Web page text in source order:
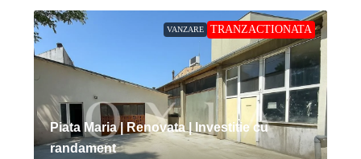
VANZARE TRANZACTIONATA
Piata Maria | Renovata | Investitie cu
randament